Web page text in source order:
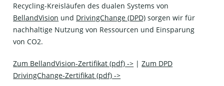
Recycling-Kreisläufen des dualen Systems von
BellandVision und DrivingChange (DPD) sorgen wir für
nachhaltige Nutzung von Ressourcen und Einsparung
von CO2.
Zum BellandVision-Zertifikat (pdf) -> |Zum DPD
DrivingChange-Zertifikat (pdf) ->